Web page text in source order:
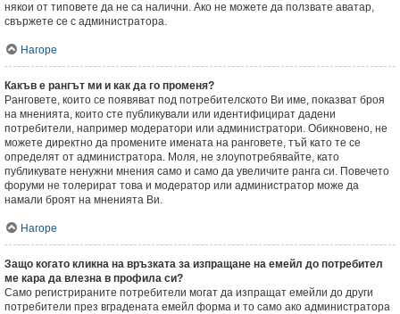
някои от типовете да не са налични. Ако не можете да ползвате аватар,
свържете се с администратора.
Нагоре
Какъв е рангът ми и как да го променя?
Ранговете, които се появяват под потребителското Ви име, показват броя
на мненията, които сте публикували или идентифицират дадени
потребители, например модератори или администратори. Обикновено, не
можете директно да промените имената на ранговете, тъй като те се
определят от администратора. Моля, не злоупотребявайте, като
публикувате ненужни мнения само и само да увеличите ранга си. Повечето
форуми не толерират това и модератор или администратор може да
намали броят на мненията Ви.
Нагоре
Защо когато кликна на връзката за изпращане на емейл до потребител
ме кара да влезна в профила си?
Само регистрираните потребители могат да изпращат емейли до други
потребители през вградената емейл форма и то само ако администратора